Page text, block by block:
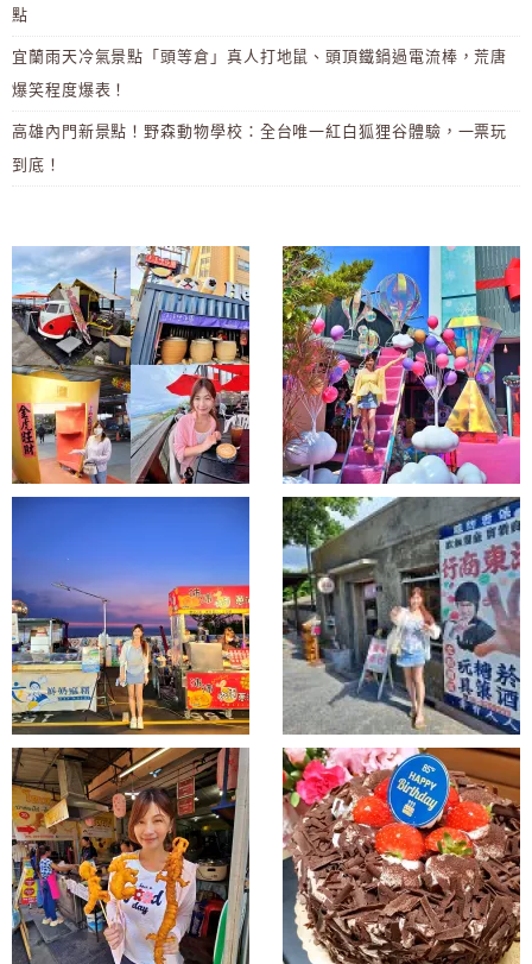
點
宜蘭雨天冷氣景點「頭等倉」真人打地鼠、頭頂鐵鍋過電流棒，荒唐
爆笑程度爆表！
高雄內門新景點！野森動物學校：全台唯一紅白狐狸谷體驗，一票玩
到底！